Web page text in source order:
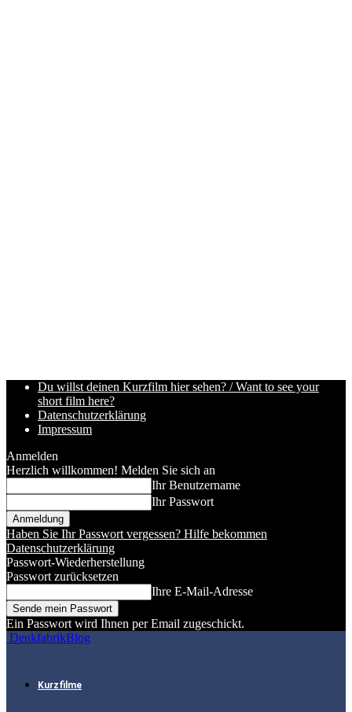
Du willst deinen Kurzfilm hier sehen? / Want to see your
short film here?
Datenschutzerklärung
Impressum
Anmelden
Herzlich willkommen! Melden Sie sich an
Ihr Benutzername
Ihr Passwort
Haben Sie Ihr Passwort vergessen? Hilfe bekommen
Datenschutzerklärung
Passwort-Wiederherstellung
Passwort zurücksetzen
Ihre E-Mail-Adresse
Ein Passwort wird Ihnen per Email zugeschickt.
DenkfabrikBlog
Kurzfilme